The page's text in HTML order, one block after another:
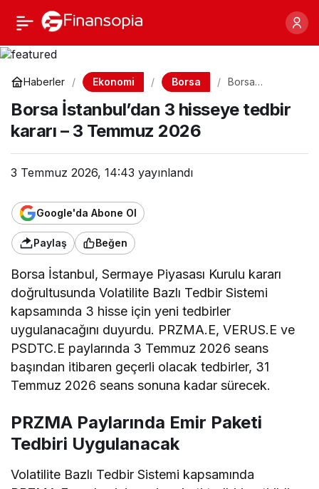
Haberler Ekonomi Borsa
Borsa
hisseye tedbir
kararı – 3
Borsa İstanbul’dan 3 hisseye tedbir
kararı – 3 Temmuz 2026
3 Temmuz 2026, 14:43 yayınlandı
Google'da Abone Ol
Paylaş Beğen
Borsa İstanbul, Sermaye Piyasası Kurulu kararı
doğrultusunda Volatilite Bazlı Tedbir Sistemi
kapsamında 3 hisse için yeni tedbirler
uygulanacağını duyurdu. PRZMA.E, VERUS.E ve
PSDTC.E paylarında 3 Temmuz 2026 seans
başından itibaren geçerli olacak tedbirler, 31
Temmuz 2026 seans sonuna kadar sürecek.
PRZMA Paylarında Emir Paketi
Tedbiri Uygulanacak
Volatilite Bazlı Tedbir Sistemi kapsamında
Borsa İstanbul’dan 3
hisseye tedbir kararı – 3
Temmuz 2026
Paylaş